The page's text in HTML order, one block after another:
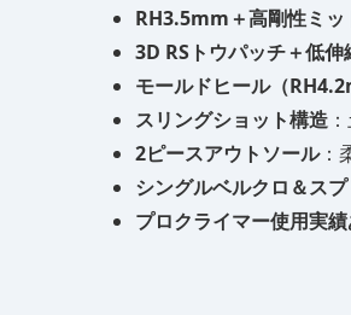
RH3.5mm＋高剛性ミッ
3D RSトウパッチ＋低伸
モールドヒール（
スリングショット構造
2ピースアウトソール：
シングルベルクロ＆ス
プロクライマー使用実績